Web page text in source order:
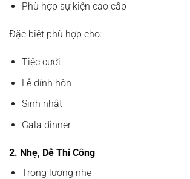
Phù hợp sự kiện cao cấp
Đặc biệt phù hợp cho:
Tiệc cưới
Lễ đính hôn
Sinh nhật
Gala dinner
2. Nhẹ, Dễ Thi Công
Trọng lượng nhẹ